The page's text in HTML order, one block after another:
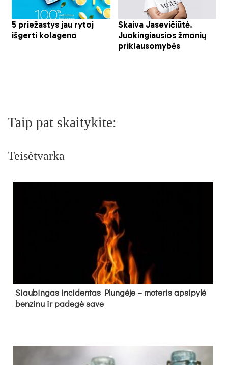
Taip pat skaitykite:
Teisėtvarka
Siau­bin­gas in­ci­den­tas Plun­gė­je – mo­te­ris ap­si­py­lė
ben­zi­nu ir pa­de­gė sa­ve